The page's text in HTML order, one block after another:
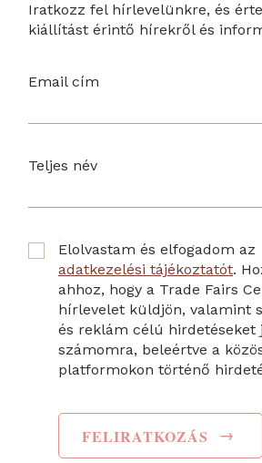
Iratkozz fel hírlevelünkre, és
kiállítást érintő hírekről és
Email cím
Teljes név
Elolvastam és elfogadom az
adatkezelési tájékoztatót.
ahhoz, hogy a Trade Fairs
hírlevelet küldjön, valamint
és reklám célú hirdetéseket
számomra, beleértve a
platformokon történő
FELIRATKOZÁS →